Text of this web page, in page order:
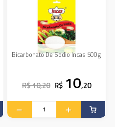
Bicarbonato De Sodio Incas 500g
R$ 10,20 R$ 10,20